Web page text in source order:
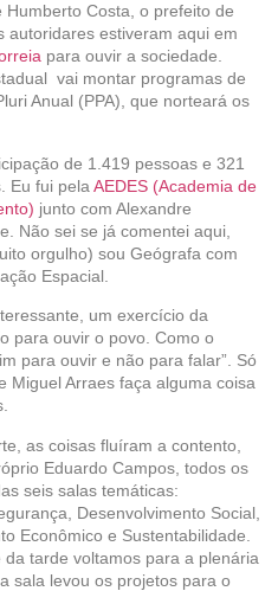
Costa, o prefeito de
autoridares estiveram aqui em
para ouvir a sociedade.
vai montar programas de
Anual (PPA), que norteará os
de 1.419 pessoas e 321
Eu fui pela AEDES (Academia de
junto com Alexandre
Não sei se já comentei aqui,
orgulho) sou Geógrafa com
Espacial.
um exercício da
para ouvir o povo. Como o
para ouvir e não para falar”. Só
Miguel Arraes faça alguma coisa
as coisas fluíram a contento,
Eduardo Campos, todos os
seis salas temáticas:
Desenvolvimento Social,
Econômico e Sustentabilidade.
tarde voltamos para a plenária
sala levou os projetos para o